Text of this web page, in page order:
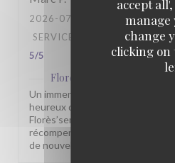
accept
manage
change
clicking on
2026-07-31
- 19:30 -
SERVICE
AMBIANCE: 4 /
5/5
Flores'sens
Un immense merci pour vos 5
heureux que vous ayez
Florès’sens. Vos
récompense pour toute notre
de nouvelles découvertes